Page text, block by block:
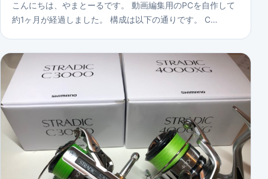
こんにちは、やまとーるです。 動画編集用のPCを自作して
約1ヶ月が経過しました。 構成は以下の通りです。 C…